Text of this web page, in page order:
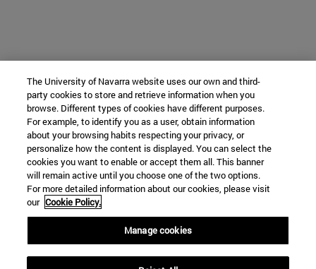
The University of Navarra website uses our own and third-
party cookies to store and retrieve information when you
browse. Different types of cookies have different purposes.
For example, to identify you as a user, obtain information
about your browsing habits respecting your privacy, or
personalize how the content is displayed. You can select the
cookies you want to enable or accept them all. This banner
will remain active until you choose one of the two options.
For more detailed information about our cookies, please visit
our Cookie Policy.
Manage cookies